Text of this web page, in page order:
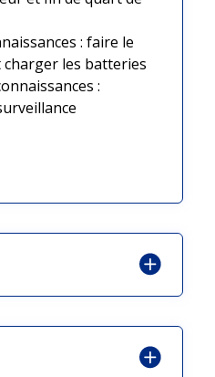
: faire le
les batteries
: